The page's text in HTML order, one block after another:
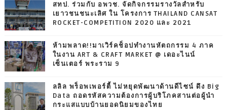
สทป. ร่วมกับ อพวช. จัดกิจกรรมรางวัลสำหรับ
เยาวชนชนะเลิศ ใน โครงการ THAILAND CANSAT
ROCKET-COMPETITION 2020 และ 2021
ห้ามพลาด!!มาเวิร์คช็อปทำงานหัตถกรรม 4 ภาค
ในงาน ART & CRAFT MARKET @ เดอะไนน์
เซ็นเตอร์ พระราม 9
ลลิล พร็อพเพอร์ตี้ ไม่หยุดพัฒนาด้านดีไซน์ ดึง Big
Data ถอดรหัสความต้องการผู้บริโภคสานต่อผู้นำ
กระแสแบบบ้านยอดนิยมของไทย